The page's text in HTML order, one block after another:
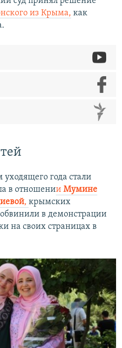
из Крыма, как
года стали
в отношении Мумине
, крымских
в демонстрации
на своих страницах в